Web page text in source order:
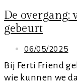
De overgang:
gebeurt
06/05/2025
Bij Ferti Friend
wie kunnen we